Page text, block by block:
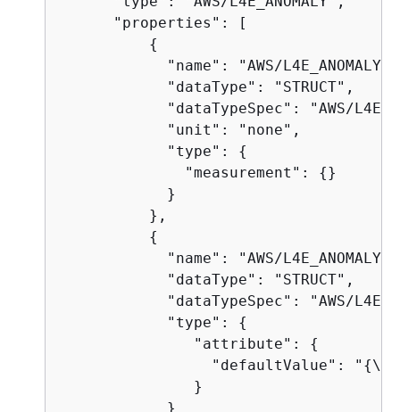
      "properties": [
{
"name": "AWS/
            "dataType": "STRUCT",
"dataTypeSpec": "AWS/
            "unit": "none",
            "type":
{
              "measurement":
{}
            }
          },
{
"name": "AWS/
            "dataType": "STRUCT",
"dataTypeSpec": "AWS/
            "type":
{
               "attribute":
{
                 "defaultValue": "
{
               }
            }